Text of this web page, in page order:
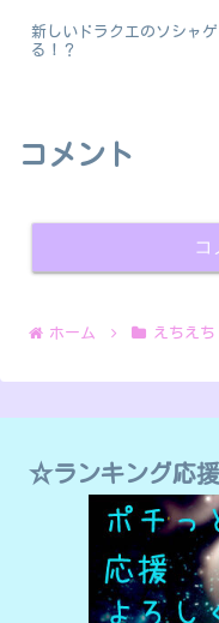
新しいドラクエのソシャゲ
る！？
コメント
ホーム えちえち
☆ランキング応